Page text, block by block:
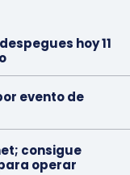
hoy 11
evento de
consigue
operar